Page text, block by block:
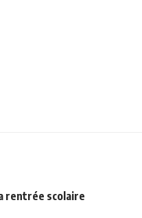
rentrée scolaire